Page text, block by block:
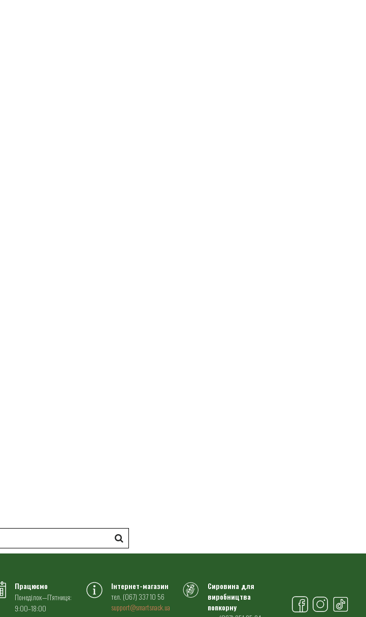
Працюємо
Понеділок—П’ятниця:
9:00–18:00
Інтернет-магазин
тел. (067) 337 10 56
support@smartsnack.ua
Сировина для
виробництва
попкорну